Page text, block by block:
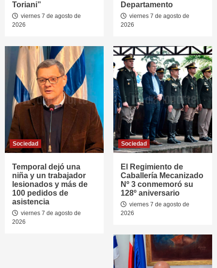
Toriani”
viernes 7 de agosto de
2026
Departamento
viernes 7 de agosto de
2026
Sociedad
Temporal dejó una
niña y un trabajador
lesionados y más de
100 pedidos de
asistencia
viernes 7 de agosto de
2026
Sociedad
El Regimiento de
Caballería Mecanizado
Nº 3 conmemoró su
128º aniversario
viernes 7 de agosto de
2026